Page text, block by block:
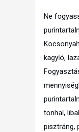
Ne
kagyló,
tonhal,
pisztráng,